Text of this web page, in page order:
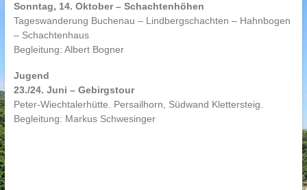
Sonntag, 14. Oktober – Schachtenhöhen
Tageswanderung Buchenau – Lindbergschachten – Hahnbogen
– Schachtenhaus
Begleitung: Albert Bogner
Jugend
23./24. Juni – Gebirgstour
Peter-Wiechtalerhütte. Persailhorn, Südwand Klettersteig.
Begleitung: Markus Schwesinger